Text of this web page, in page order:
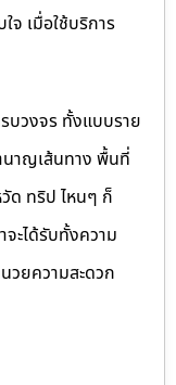
จ เมื่อใช้บริการ
บวงจร ทั้งแบบราย
นาญเส้นทาง พื้นที่
ด ทริป ไหนๆ ก็
จะได้รับทั้งความ
วยความสะดวก